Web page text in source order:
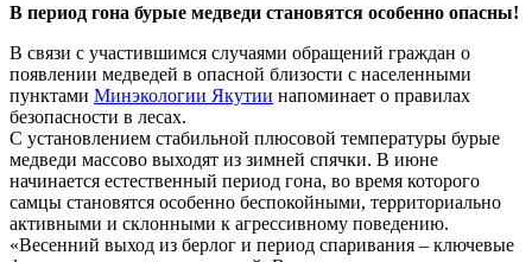
В период гона бурые медведи становятся особенно опасны!
В связи с участившимся случаями обращений граждан о
появлении медведей в опасной близости с населенными
пунктами Минэкологии Якутии напоминает о правилах
безопасности в лесах.
С установлением стабильной плюсовой температуры бурые
медведи массово выходят из зимней спячки. В июне
начинается естественный период гона, во время которого
самцы становятся особенно беспокойными, территориально
активными и склонными к агрессивному поведению.
«Весенний выход из берлог и период спаривания – ключевые